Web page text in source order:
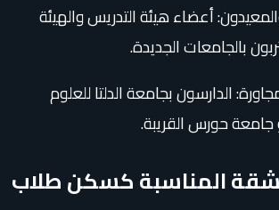
أعضاء هيئة التدريس والهيئة
بالجامعات الجديدة.
الدارسون بجامعة الدلتا للعلوم
جامعة حورس القريبة.
المناسبة كسكن طلاب